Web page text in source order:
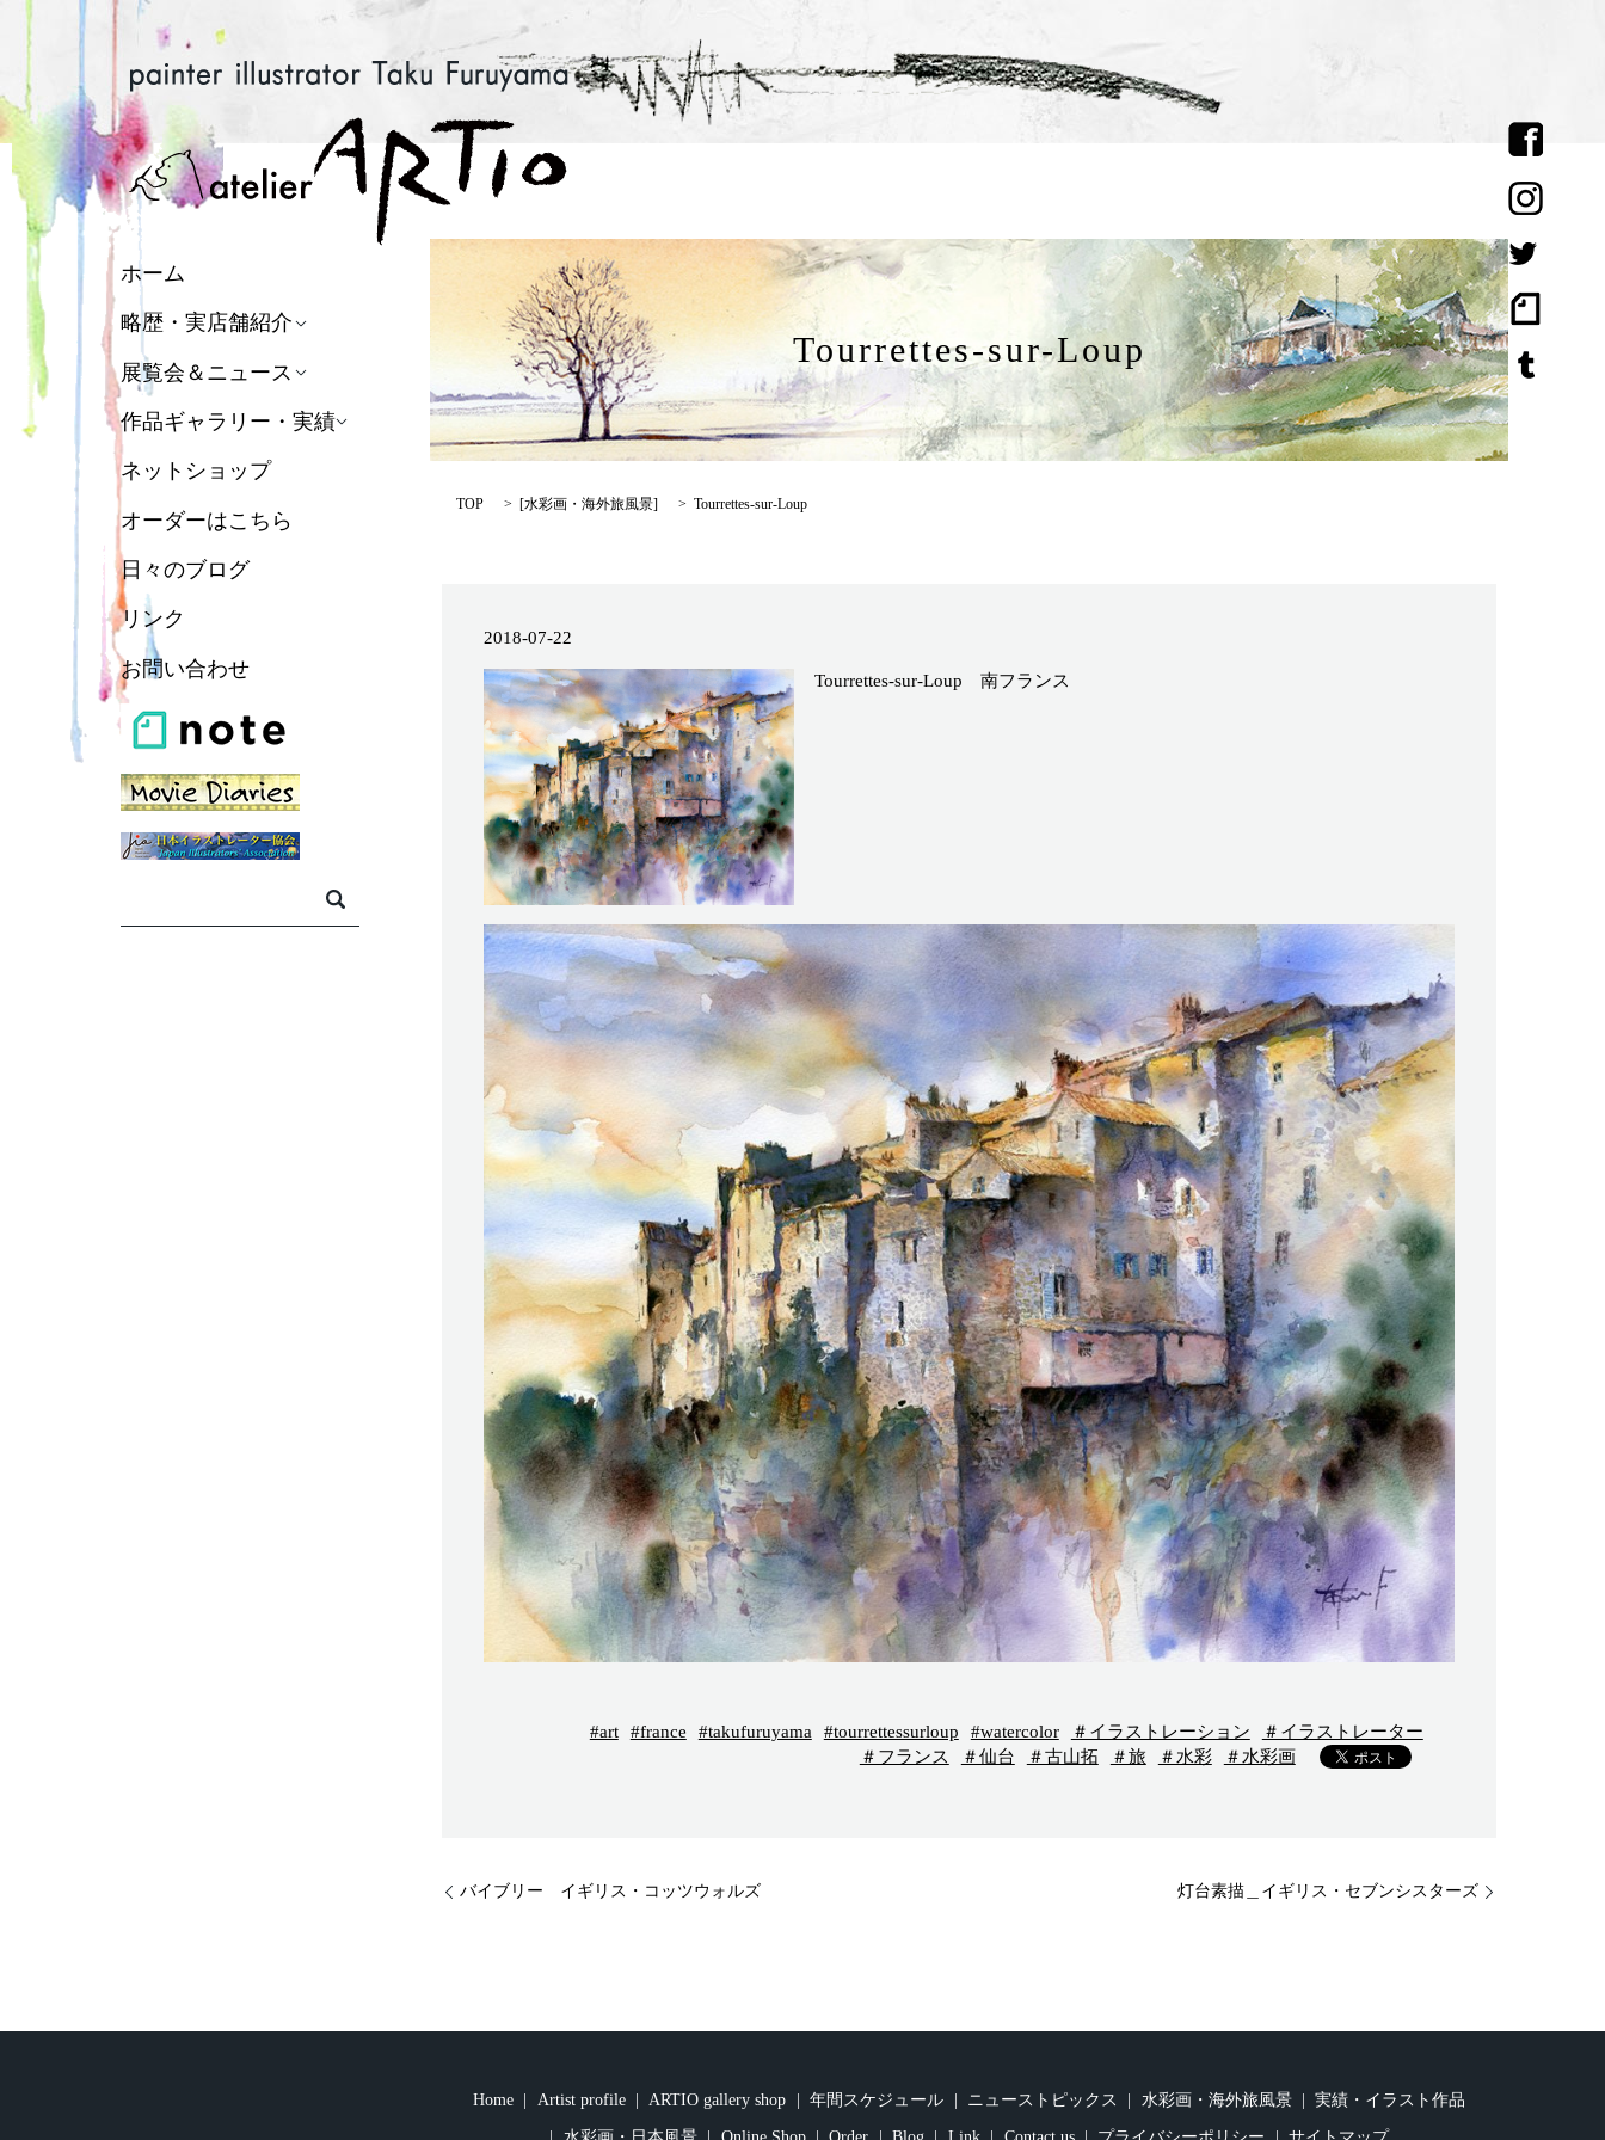
ホーム
略歴・実店舗紹介
展覧会＆ニュース
作品ギャラリー・実績
ネットショップ
オーダーはこちら
日々のブログ
リンク
お問い合わせ
Tourrettes-sur-Loup
TOP [水彩画・海外旅風景] Tourrettes-sur-Loup
2018-07-22
Tourrettes-sur-Loup 南フランス
#art #france #takufuruyama #tourrettessurloup #watercolor ＃イラストレーション
＃イラストレーター
＃フランス
＃仙台 ＃古山拓 ＃旅 ＃水彩 ＃水彩画
バイブリー イギリス・コッツウォルズ 灯台素描＿イギリス・セブンシスターズ
Home Artist profile ARTIO gallery shop 年間スケジュール ニューストピックス 水彩画・海外旅風景 実績・イラスト作品